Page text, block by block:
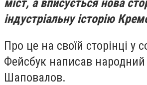
міст, а вписується нова
індустріальну історію
Про це на своїй сторінці у
Фейсбук написав народний
Шаповалов.